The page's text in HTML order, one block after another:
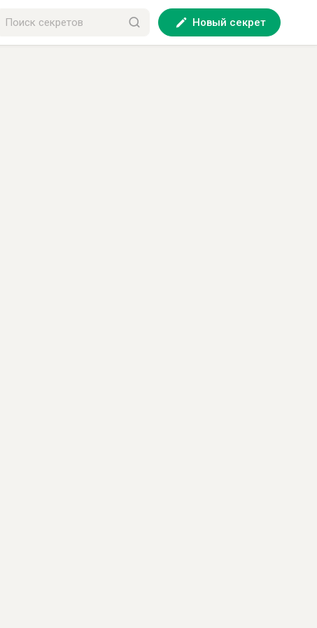
Новый секрет